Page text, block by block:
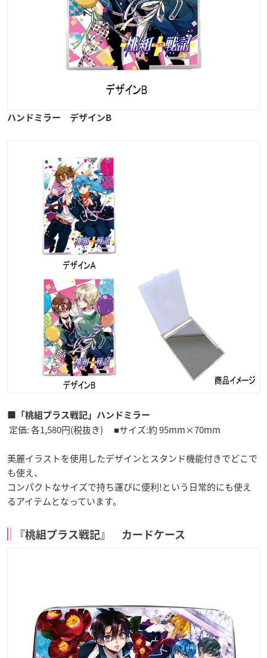
ハンドミラー デザインB
■「桃組プラス戦記」ハンドミラー
定価: 各1,580円(税抜き) ■サイズ:約 95mm×70mm
美麗イラストを使用したデザインとスタンド機能付きでどこで
も使え、
コンパクトなサイズで持ち運びに便利!という日常的にも使え
るアイテムとなっています。
『桃組プラス戦記』 カードケース